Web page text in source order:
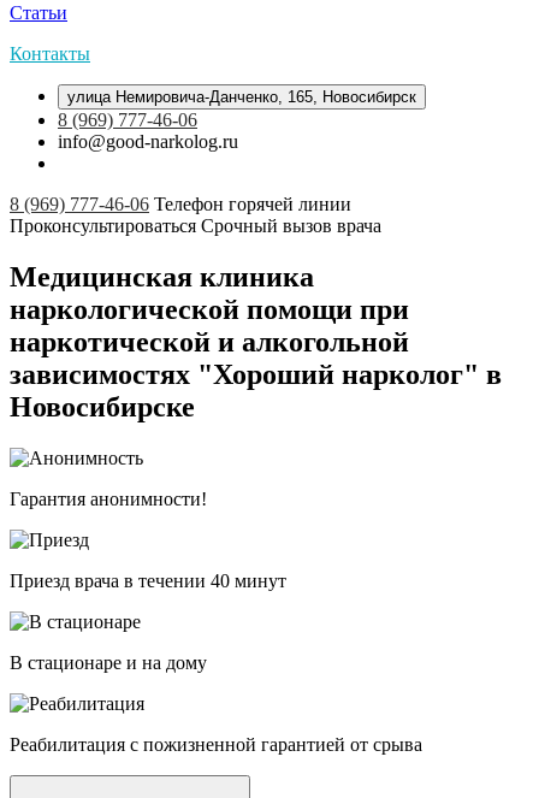
Статьи
Контакты
улица Немировича-Данченко, 165, Новосибирск
8 (969) 777-46-06
info@good-narkolog.ru
8 (969) 777-46-06 Телефон горячей линии
Проконсультироваться Срочный вызов врача
Медицинская клиника
наркологической помощи при
наркотической и алкогольной
зависимостях "Хороший нарколог" в
Новосибирске
Гарантия анонимности!
Приезд врача в течении 40 минут
В стационаре и на дому
Реабилитация с пожизненной гарантией от срыва